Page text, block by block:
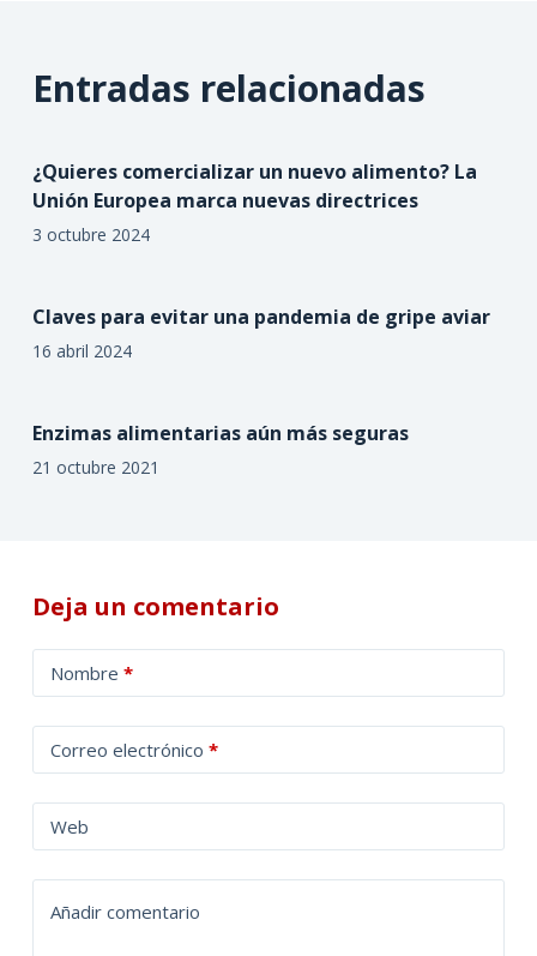
Entradas relacionadas
¿Quieres comercializar un nuevo alimento? La
Unión Europea marca nuevas directrices
3 octubre 2024
Claves para evitar una pandemia de gripe aviar
16 abril 2024
Enzimas alimentarias aún más seguras
21 octubre 2021
Deja un comentario
Nombre *
Correo electrónico *
Web
Añadir comentario
l
t
a
t